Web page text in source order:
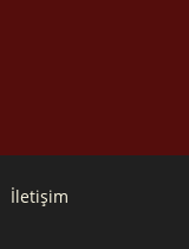
İletişim